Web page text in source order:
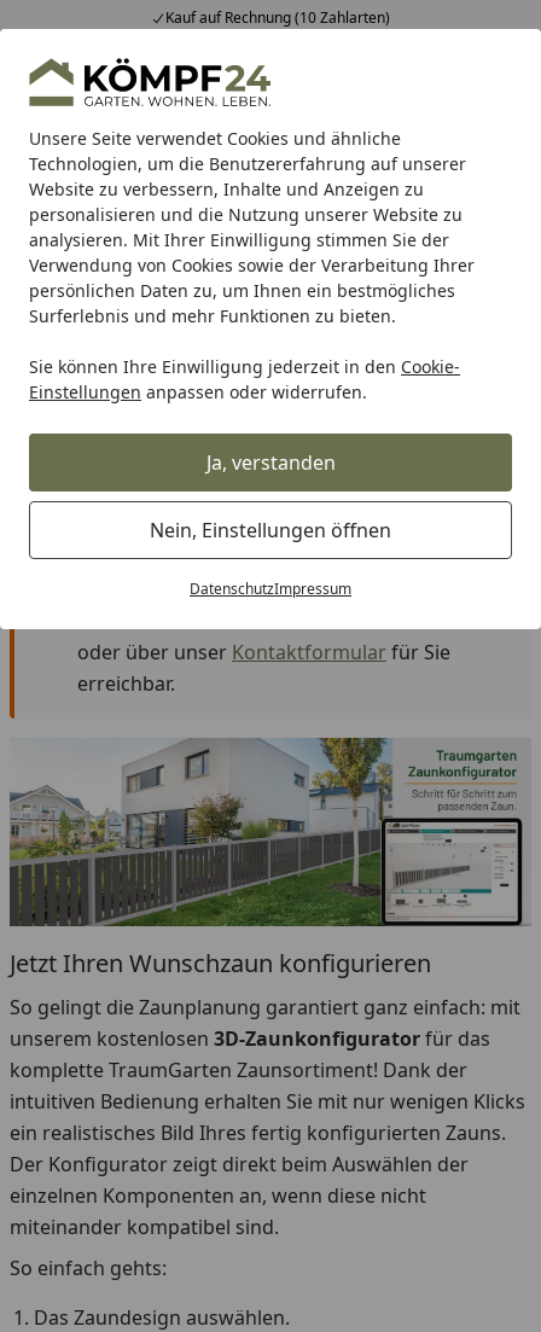
Unsere Seite verwendet Cookies und ähnliche
Technologien, um die Benutzererfahrung auf unserer
Website zu verbessern, Inhalte und Anzeigen zu
personalisieren und die Nutzung unserer Website zu
analysieren. Mit Ihrer Einwilligung stimmen Sie der
Verwendung von Cookies sowie der Verarbeitung Ihrer
persönlichen Daten zu, um Ihnen ein bestmögliches
Surferlebnis und mehr Funktionen zu bieten.
Sie können Ihre Einwilligung jederzeit in den Cookie-
Einstellungen anpassen oder widerrufen.
Ja, verstanden
Nein, Einstellungen öffnen
DatenschutzImpressum
Fachberatung & individuelle Angebote
Alle Produkte
Mein Konto
Suchen
Startseite
Traumgarten Zaunkonfigurator
Traumgarten Zaunkonfigurator
Lesezeit: 2 min.
Erstellt am: 16.10.2020
Achtung!Der Traumgarten Zaunkonfigurator
vorübergehend nicht zur Verfügung.
Wenn Sie einen individuell konfigurierten Zaun
der Marke Traumgarten wünschen, helfen
Ihnen unsereFachberatergerne weiter und
holen Ihnen ein passendes Angebot ein! Unter
oder über unser Kontaktformularfür Sie
erreichbar.
Jetzt Ihren Wunschzaun konfigurieren
So gelingt die Zaunplanung garantiert ganz einfach: mit
unserem kostenlosen 3D-Zaunkonfiguratorfür das
komplette TraumGarten Zaunsortiment! Dank der
intuitiven Bedienung erhalten Sie mit nur wenigen Klicks
ein realistisches Bild Ihres fertig konfigurierten Zauns.
Der Konfigurator zeigt direkt beim Auswählen der
einzelnen Komponenten an, wenn diese nicht
miteinander kompatibel sind.
So einfach gehts:
Das Zaundesign auswählen.